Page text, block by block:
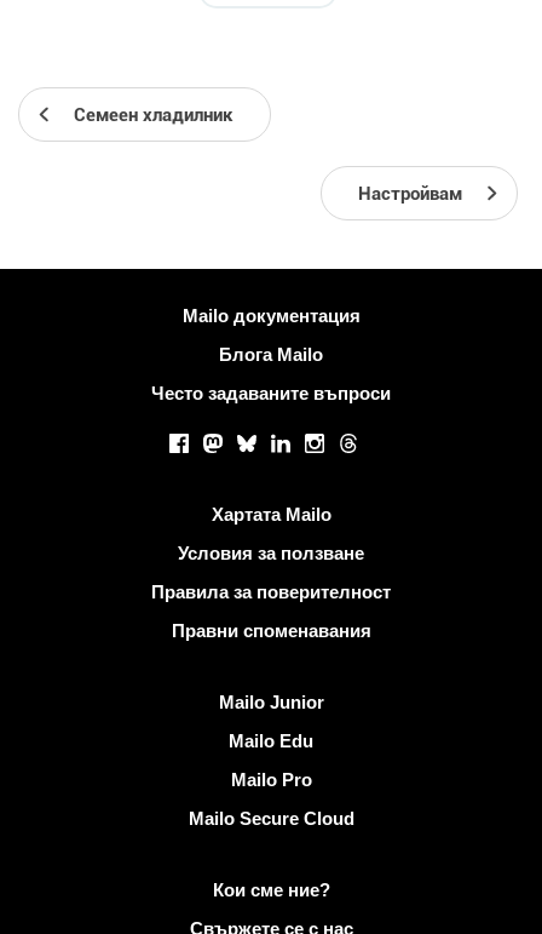
Семеен хладилник
Настройвам
Повече информацияMailo документация
Блога Mailo
Често задаваните въпроси
Facebook
Mastodon
BlueskyLinkedInInstagram
Threads
Хартата Mailo
Условия за ползване
Правила за поверителност
Правни споменавания
Mailo Junior
Mailo Edu
Mailo Pro
Mailo Secure Cloud
Повече информация за MailoКои сме ние?
Свържете се с нас